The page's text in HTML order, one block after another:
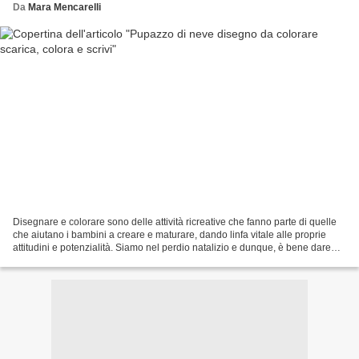
Da Mara Mencarelli
Disegnare e colorare sono delle attività ricreative che fanno parte di quelle
che aiutano i bambini a creare e maturare, dando linfa vitale alle proprie
attitudini e potenzialità. Siamo nel perdio natalizio e dunque, è bene dare